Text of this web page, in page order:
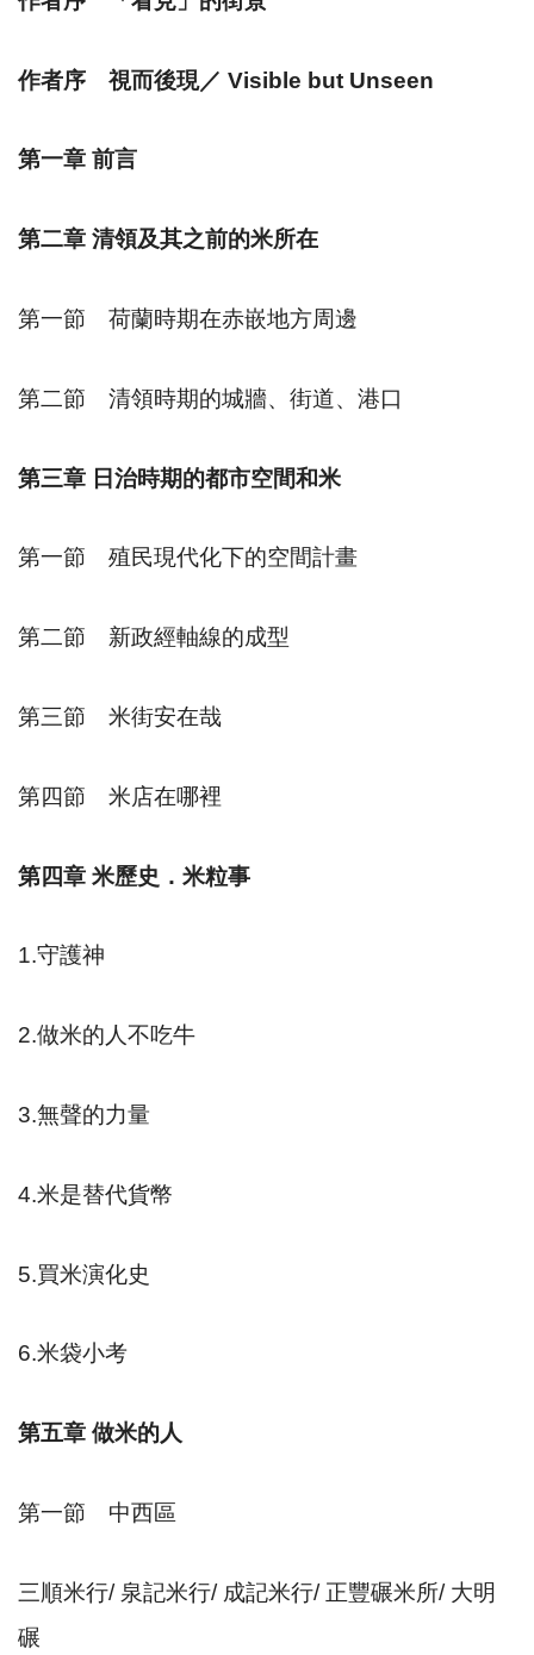
作者序 視而後現／ Visible but Unseen
第一章 前言
第二章 清領及其之前的米所在
第一節 荷蘭時期在赤嵌地方周邊
第二節 清領時期的城牆、街道、港口
第三章 日治時期的都市空間和米
第一節 殖民現代化下的空間計畫
第二節 新政經軸線的成型
第三節 米街安在哉
第四節 米店在哪裡
第四章 米歷史．米粒事
1.守護神
2.做米的人不吃牛
3.無聲的力量
4.米是替代貨幣
5.買米演化史
6.米袋小考
第五章 做米的人
第一節 中西區
三順米行/ 泉記米行/ 成記米行/ 正豐碾米所/ 大明
碾